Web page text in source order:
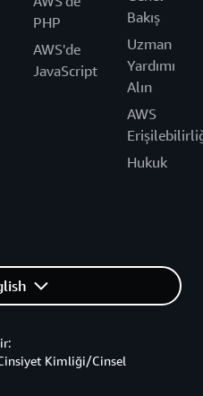
PHP
AWS'de
JavaScript
Bakış
Uzman
Yardımı
Alın
AWS
Hukuk
Kimliği/Cinsel